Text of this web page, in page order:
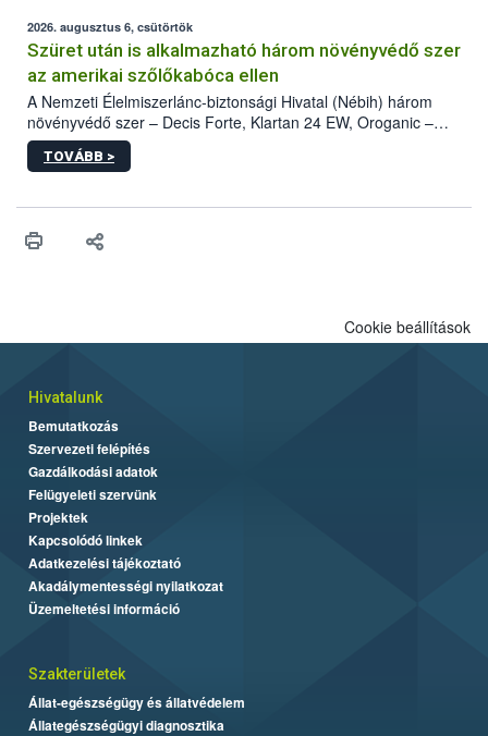
az intenzív felderítést, emellett az intézkedéseket a szlovák
hatósággal is összehangolják a terjedés megállítása érdekében.
2026. augusztus 6, csütörtök
Szüret után is alkalmazható három növényvédő szer
az amerikai szőlőkabóca ellen
A Nemzeti Élelmiszerlánc-biztonsági Hivatal (Nébih) három
növényvédő szer – Decis Forte, Klartan 24 EW, Oroganic –
engedélyokiratát módosította, így azok a szüretet követően,
egészen a vesszőérettség (BBCH 91) stádiumáig
érésű szőlőkben is legyen lehetőség a károsító elleni további
felhasználók számára is elérhető és ökológiai termesztésben is
TOVÁBB >
Cookie beállítások
Hivatalunk
Bemutatkozás
Szervezeti felépítés
Gazdálkodási adatok
Felügyeleti szervünk
Projektek
Kapcsolódó linkek
Adatkezelési tájékoztató
Akadálymentességi nyilatkozat
Üzemeltetési információ
Szakterületek
Állat-egészségügy és állatvédelem
Állategészségügyi diagnosztika